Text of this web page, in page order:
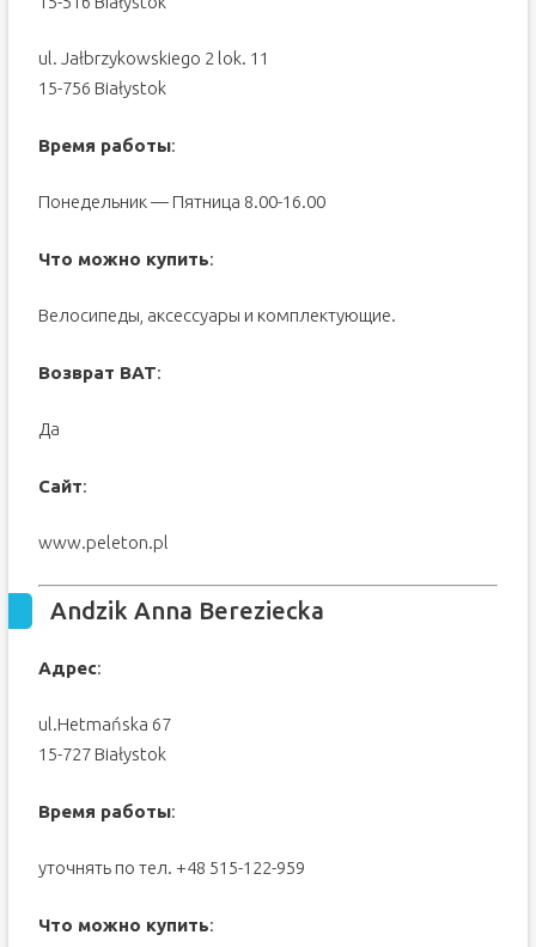
ul. Jałbrzykowskiego 2 lok. 11
15-756 Białystok
Время работы:
Понедельник — Пятница 8.00-16.00
Что можно купить:
Велосипеды, аксессуары и комплектующие.
Возврат ВАТ:
Да
Сайт:
www.peleton.pl
Andzik Anna Bereziecka
Адрес:
ul.Hetmańska 67
15-727 Białystok
Время работы:
уточнять по тел. +48 515-122-959
Что можно купить: